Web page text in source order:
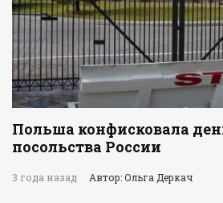
Польша конфисковала
посольства России
3 года назад Автор: Ольга Деркач